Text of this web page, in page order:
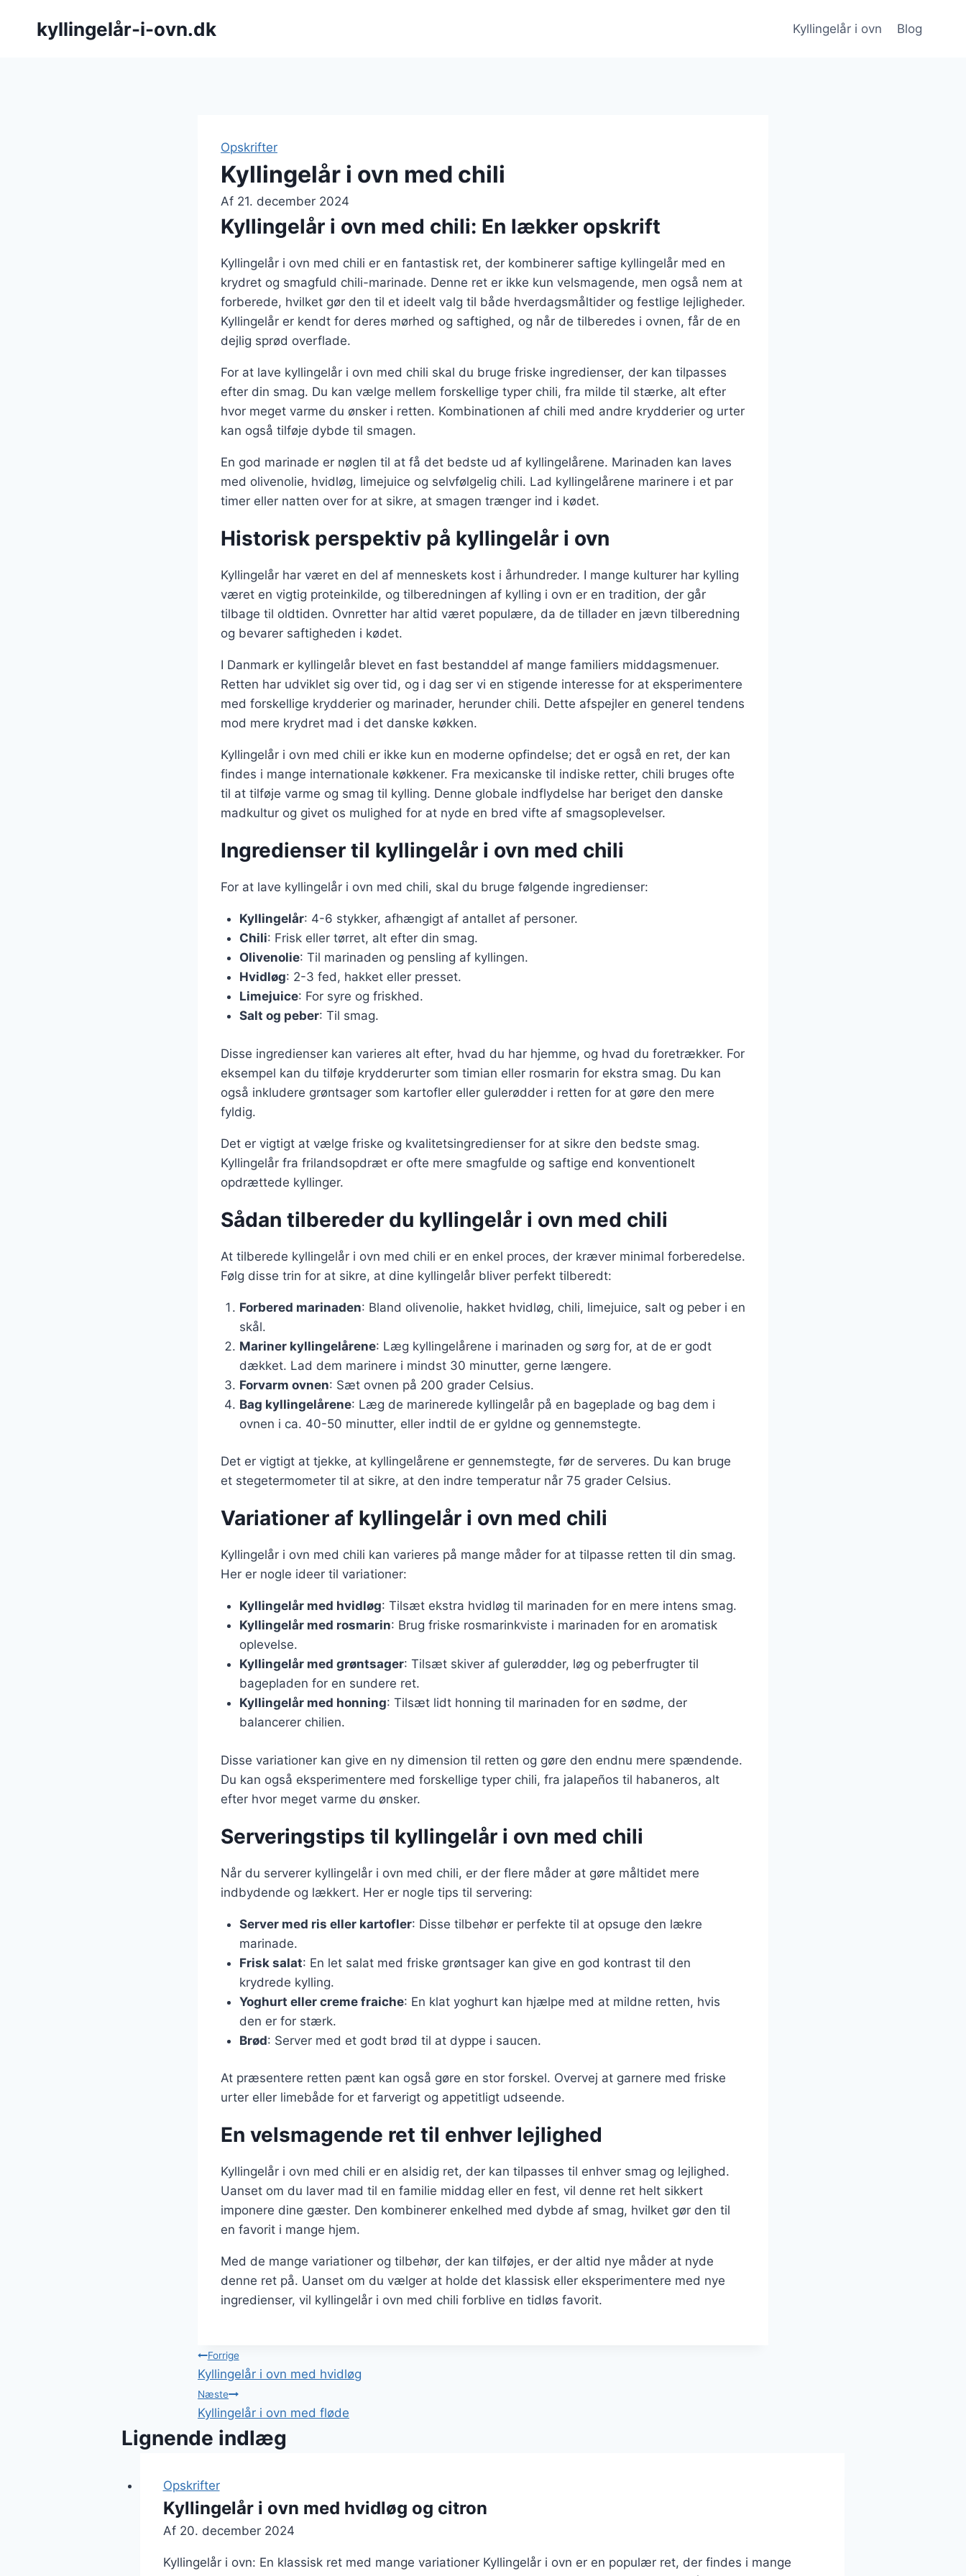
kyllingelår-i-ovn.dk Kyllingelår i ovn Blog
Opskrifter
Kyllingelår i ovn med chili
Af 21. december 2024
Kyllingelår i ovn med chili: En lækker opskrift
Kyllingelår i ovn med chili er en fantastisk ret, der kombinerer saftige kyllingelår med en
krydret og smagfuld chili-marinade. Denne ret er ikke kun velsmagende, men også nem at
forberede, hvilket gør den til et ideelt valg til både hverdagsmåltider og festlige lejligheder.
Kyllingelår er kendt for deres mørhed og saftighed, og når de tilberedes i ovnen, får de en
dejlig sprød overflade.
For at lave kyllingelår i ovn med chili skal du bruge friske ingredienser, der kan tilpasses
efter din smag. Du kan vælge mellem forskellige typer chili, fra milde til stærke, alt efter
hvor meget varme du ønsker i retten. Kombinationen af chili med andre krydderier og urter
kan også tilføje dybde til smagen.
En god marinade er nøglen til at få det bedste ud af kyllingelårene. Marinaden kan laves
med olivenolie, hvidløg, limejuice og selvfølgelig chili. Lad kyllingelårene marinere i et par
timer eller natten over for at sikre, at smagen trænger ind i kødet.
Historisk perspektiv på kyllingelår i ovn
Kyllingelår har været en del af menneskets kost i århundreder. I mange kulturer har kylling
været en vigtig proteinkilde, og tilberedningen af kylling i ovn er en tradition, der går
tilbage til oldtiden. Ovnretter har altid været populære, da de tillader en jævn tilberedning
og bevarer saftigheden i kødet.
I Danmark er kyllingelår blevet en fast bestanddel af mange familiers middagsmenuer.
Retten har udviklet sig over tid, og i dag ser vi en stigende interesse for at eksperimentere
med forskellige krydderier og marinader, herunder chili. Dette afspejler en generel tendens
mod mere krydret mad i det danske køkken.
Kyllingelår i ovn med chili er ikke kun en moderne opfindelse; det er også en ret, der kan
findes i mange internationale køkkener. Fra mexicanske til indiske retter, chili bruges ofte
til at tilføje varme og smag til kylling. Denne globale indflydelse har beriget den danske
madkultur og givet os mulighed for at nyde en bred vifte af smagsoplevelser.
Ingredienser til kyllingelår i ovn med chili
For at lave kyllingelår i ovn med chili, skal du bruge følgende ingredienser:
Kyllingelår: 4-6 stykker, afhængigt af antallet af personer.
Chili: Frisk eller tørret, alt efter din smag.
Olivenolie: Til marinaden og pensling af kyllingen.
Hvidløg: 2-3 fed, hakket eller presset.
Limejuice: For syre og friskhed.
Salt og peber: Til smag.
Disse ingredienser kan varieres alt efter, hvad du har hjemme, og hvad du foretrækker. For
eksempel kan du tilføje krydderurter som timian eller rosmarin for ekstra smag. Du kan
også inkludere grøntsager som kartofler eller gulerødder i retten for at gøre den mere
fyldig.
Det er vigtigt at vælge friske og kvalitetsingredienser for at sikre den bedste smag.
Kyllingelår fra frilandsopdræt er ofte mere smagfulde og saftige end konventionelt
opdrættede kyllinger.
Sådan tilbereder du kyllingelår i ovn med chili
At tilberede kyllingelår i ovn med chili er en enkel proces, der kræver minimal forberedelse.
Følg disse trin for at sikre, at dine kyllingelår bliver perfekt tilberedt:
Forbered marinaden: Bland olivenolie, hakket hvidløg, chili, limejuice, salt og peber i en
skål.
Mariner kyllingelårene: Læg kyllingelårene i marinaden og sørg for, at de er godt
dækket. Lad dem marinere i mindst 30 minutter, gerne længere.
Forvarm ovnen: Sæt ovnen på 200 grader Celsius.
Bag kyllingelårene: Læg de marinerede kyllingelår på en bageplade og bag dem i
ovnen i ca. 40-50 minutter, eller indtil de er gyldne og gennemstegte.
Det er vigtigt at tjekke, at kyllingelårene er gennemstegte, før de serveres. Du kan bruge
et stegetermometer til at sikre, at den indre temperatur når 75 grader Celsius.
Variationer af kyllingelår i ovn med chili
Kyllingelår i ovn med chili kan varieres på mange måder for at tilpasse retten til din smag.
Her er nogle ideer til variationer:
Kyllingelår med hvidløg: Tilsæt ekstra hvidløg til marinaden for en mere intens smag.
Kyllingelår med rosmarin: Brug friske rosmarinkviste i marinaden for en aromatisk
oplevelse.
Kyllingelår med grøntsager: Tilsæt skiver af gulerødder, løg og peberfrugter til
bagepladen for en sundere ret.
Kyllingelår med honning: Tilsæt lidt honning til marinaden for en sødme, der
balancerer chilien.
Disse variationer kan give en ny dimension til retten og gøre den endnu mere spændende.
Du kan også eksperimentere med forskellige typer chili, fra jalapeños til habaneros, alt
efter hvor meget varme du ønsker.
Serveringstips til kyllingelår i ovn med chili
Når du serverer kyllingelår i ovn med chili, er der flere måder at gøre måltidet mere
indbydende og lækkert. Her er nogle tips til servering:
Server med ris eller kartofler: Disse tilbehør er perfekte til at opsuge den lækre
marinade.
Frisk salat: En let salat med friske grøntsager kan give en god kontrast til den
krydrede kylling.
Yoghurt eller creme fraiche: En klat yoghurt kan hjælpe med at mildne retten, hvis
den er for stærk.
Brød: Server med et godt brød til at dyppe i saucen.
At præsentere retten pænt kan også gøre en stor forskel. Overvej at garnere med friske
urter eller limebåde for et farverigt og appetitligt udseende.
En velsmagende ret til enhver lejlighed
Kyllingelår i ovn med chili er en alsidig ret, der kan tilpasses til enhver smag og lejlighed.
Uanset om du laver mad til en familie middag eller en fest, vil denne ret helt sikkert
imponere dine gæster. Den kombinerer enkelhed med dybde af smag, hvilket gør den til
en favorit i mange hjem.
Med de mange variationer og tilbehør, der kan tilføjes, er der altid nye måder at nyde
denne ret på. Uanset om du vælger at holde det klassisk eller eksperimentere med nye
ingredienser, vil kyllingelår i ovn med chili forblive en tidløs favorit.
Indlægsnavigation
Forrige
Kyllingelår i ovn med hvidløg
Næste
Kyllingelår i ovn med fløde
Lignende indlæg
Opskrifter
Kyllingelår i ovn med hvidløg og citron
Af 20. december 2024
Kyllingelår i ovn: En klassisk ret med mange variationer Kyllingelår i ovn er en populær ret, der findes i mange